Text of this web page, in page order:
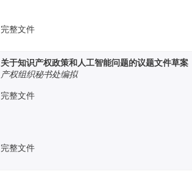
完整文件
关于知识产权政策和人工智能问题的议题文件草案
产权组织秘书处编拟
完整文件
完整文件